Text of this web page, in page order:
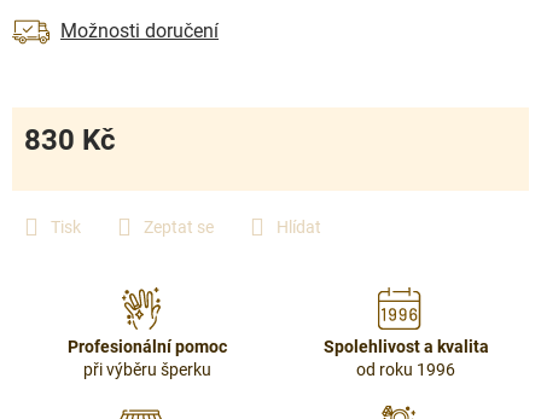
Tisk Zeptat se Hlídat
Možnosti doručení
830 Kč
cena:
Profesionální pomoc
při výběru šperku
Spolehlivost a kvalita
od roku 1996